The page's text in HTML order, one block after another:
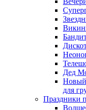
Дед
Новый
для
Праздники